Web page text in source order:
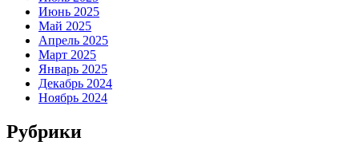
Июнь 2025
Май 2025
Апрель 2025
Март 2025
Январь 2025
Декабрь 2024
Ноябрь 2024
Рубрики